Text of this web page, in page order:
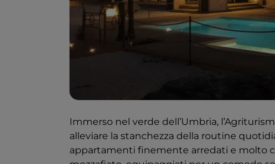
Immerso nel verde dell’Umbria,
alleviare la stanchezza della routine
appartamenti finemente arredati e molto